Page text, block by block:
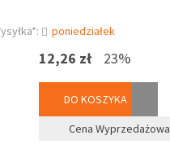
poniedziałek
12,26 zł 23%
DO KOSZYKA
Cena Wyprzedażowa